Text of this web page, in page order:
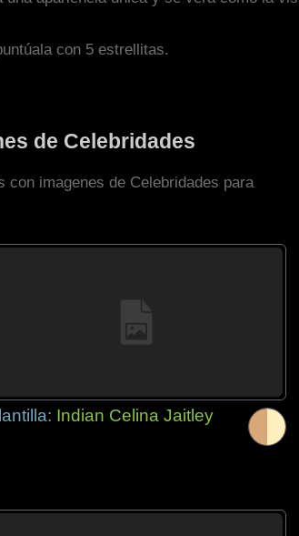
con 5 estrellitas.
de Celebridades
con imagenes de Celebridades para
Indian Celina Jaitley